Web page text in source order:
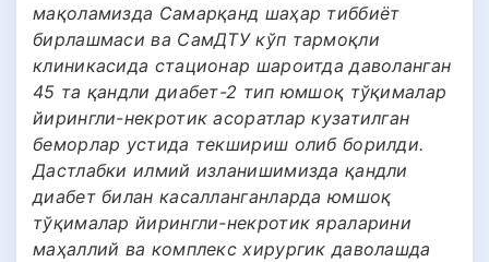
мақоламизда Самарқанд шаҳар тиббиёт
бирлашмаси ва СамДТУ кўп тармоқли
клиникасида стационар шароитда даволанган
45 та қандли диабет-2 тип юмшоқ тўқималар
йирингли-некротик асоратлар кузатилган
беморлар устида текшириш олиб борилди.
Дастлабки илмий изланишимизда қандли
диабет билан касалланганларда юмшоқ
тўқималар йирингли-некротик яраларини
маҳаллий ва комплекс хирургик даволашда